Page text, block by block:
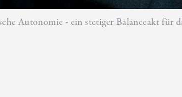
Autonomie - ein stetiger Balanceakt für